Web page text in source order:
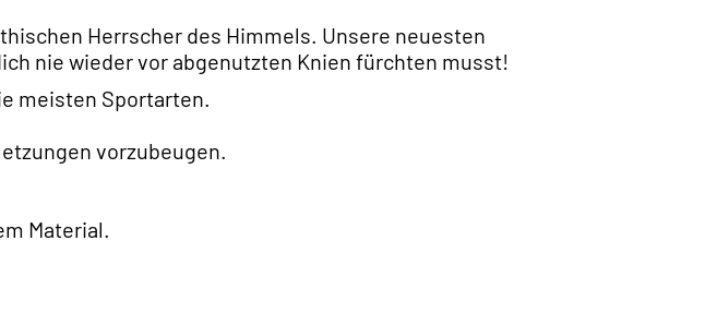
Herrscher des Himmels. Unsere neuesten
nie wieder vor abgenutzten Knien fürchten musst!
meisten Sportarten.
vorzubeugen.
Material.